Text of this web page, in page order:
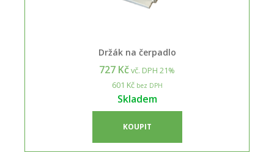
Držák na čerpadlo
727 Kčvč. DPH 21%
601 Kčbez DPH
Skladem
KOUPIT